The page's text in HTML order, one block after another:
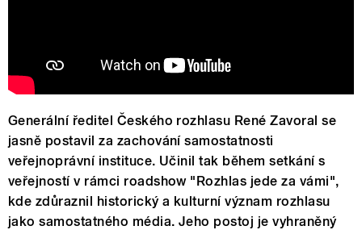
Generální ředitel Českého rozhlasu René Zavoral se
jasně postavil za zachování samostatnosti
veřejnoprávní instituce. Učinil tak během setkání s
veřejností v rámci roadshow "Rozhlas jede za vámi",
kde zdůraznil historický a kulturní význam rozhlasu
jako samostatného média. Jeho postoj je vyhraněný